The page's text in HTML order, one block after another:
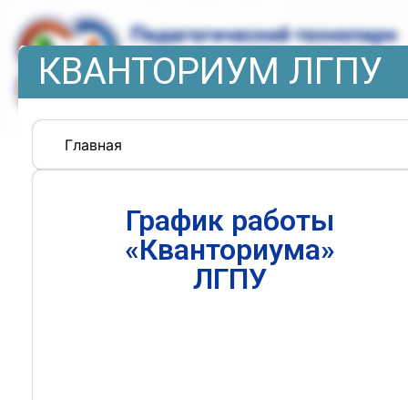
КВАНТОРИУМ ЛГПУ
Главная
График работы
«Кванториума»
ЛГПУ